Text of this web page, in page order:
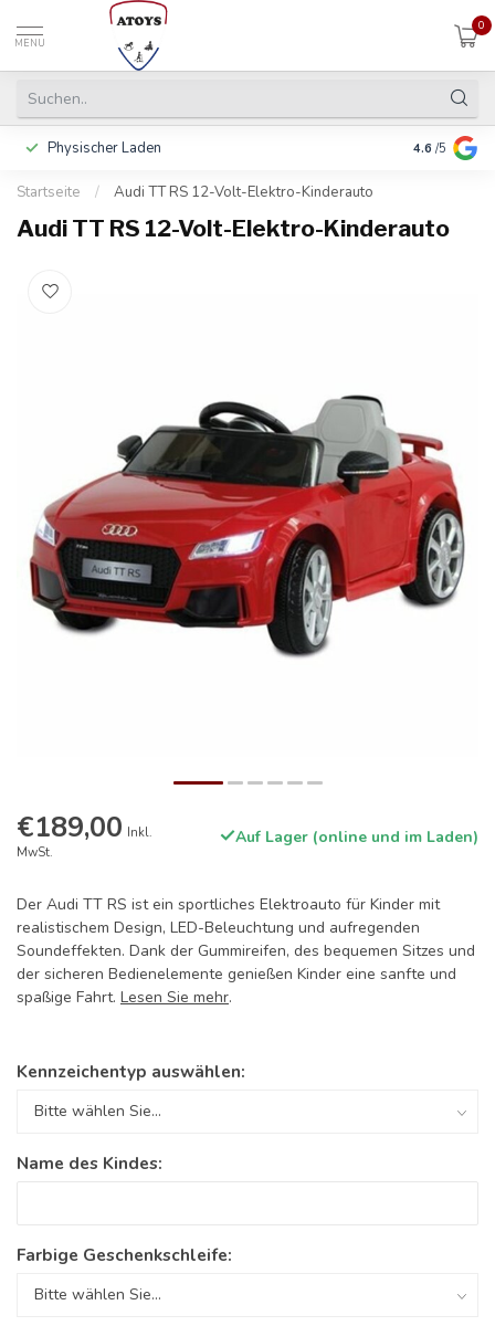
MENU
0
Physischer Laden In 3 Raten
4.6 /5
Startseite / Audi TT RS 12-Volt-Elektro-Kinderauto
Audi TT RS 12-Volt-Elektro-Kinderauto
€189,00 Inkl.
MwSt.
Auf Lager (online und im Laden)
Der Audi TT RS ist ein sportliches Elektroauto für Kinder mit
realistischem Design, LED-Beleuchtung und aufregenden
Soundeffekten. Dank der Gummireifen, des bequemen Sitzes und
der sicheren Bedienelemente genießen Kinder eine sanfte und
spaßige Fahrt. Lesen Sie mehr.
Kennzeichentyp auswählen:
Name des Kindes:
Farbige Geschenkschleife: